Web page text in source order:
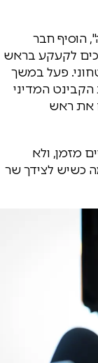
הוסיף חבר
לקעקע בראש
פעל במשך
המדיני
את ראש
מזמן, ולא
כשיש לצידך שר